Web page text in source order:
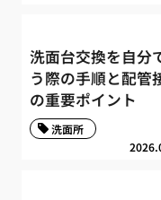
洗面台交換を自分
う際の手順と配管
の重要ポイント
洗面所